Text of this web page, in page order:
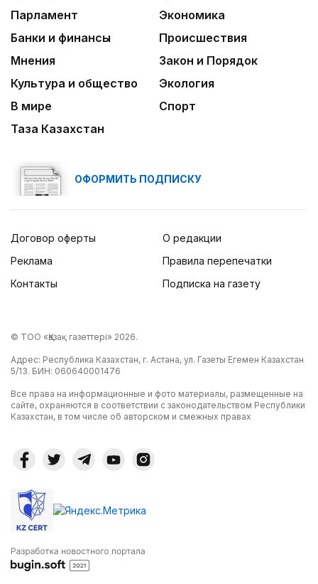
Парламент
Экономика
Банки и финансы
Происшествия
Мнения
Закон и Порядок
Культура и общество
Экология
В мире
Спорт
Таза Казахстан
ОФОРМИТЬ ПОДПИСКУ
Договор оферты
Реклама
Контакты
О редакции
Правила перепечатки
Подписка на газету
© ТОО «Қазақ газеттері» 2026.
Адрес: Республика Казахстан, г. Астана, ул. Газеты Егемен Казахстан
5/13. БИН: 060640001476
Все права на информационные и фото материалы, размещенные на
сайте, охраняются в соответствии с законодательством Республики
Казахстан, в том числе об авторском и смежных правах